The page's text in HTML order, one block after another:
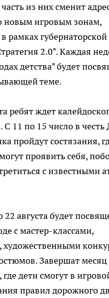
из них сменит
новым игровым зонам,
рамках губернаторской
2.0". Каждая
детства" будет
теме.
ребят ждет
11 по 15 число в честь
пройдут состязания,
проявить себя,
с известными
22 августа будет
с мастер-классами,
Завершат
где дети смогут в
правил дорожного